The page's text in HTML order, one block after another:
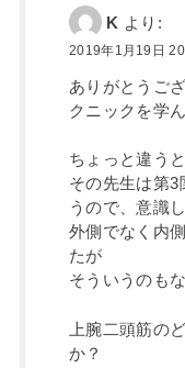
K より:
2019年1月19日
ありがとうご
クニックを学
ちょっと違う
その先生は第3
うので、意識
外側でなく内
たが
そういうのも
上腕二頭筋の
か？